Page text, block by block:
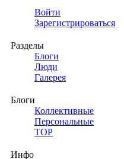
Войти
Зарегистрироваться
Разделы
Блоги
Люди
Галерея
Блоги
Коллективные
Персональные
TOP
Инфо